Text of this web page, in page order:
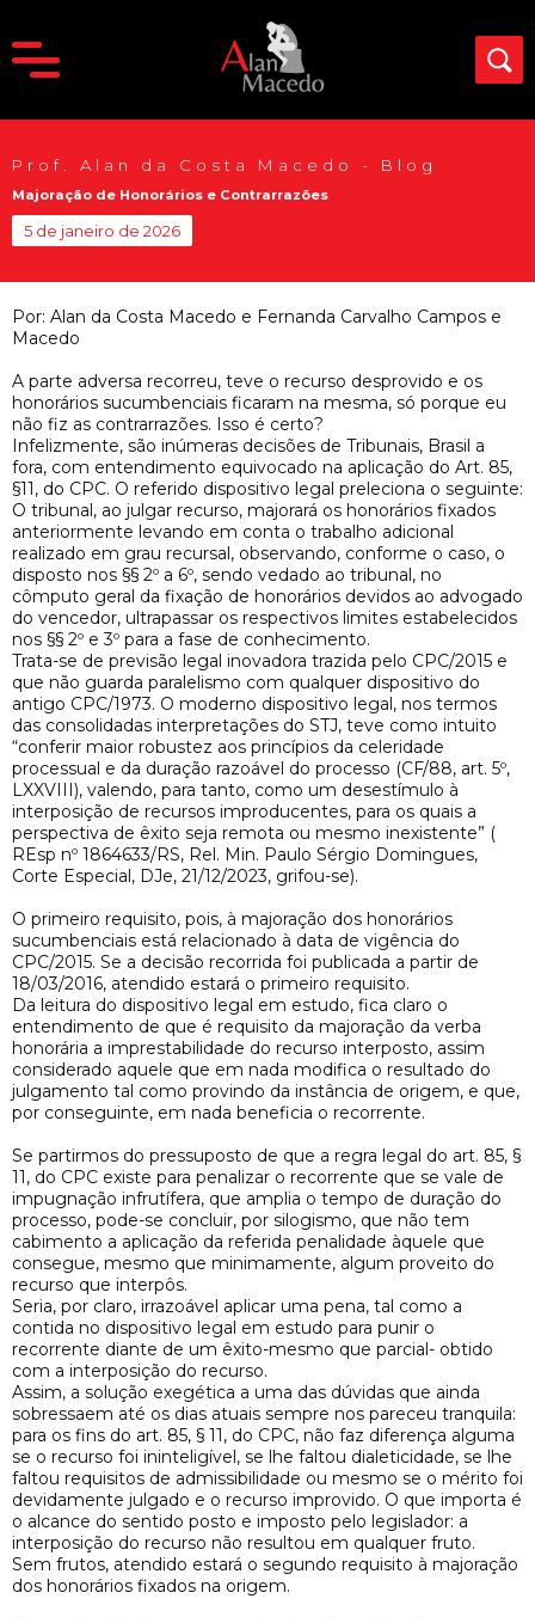
Prof. Alan da Costa Macedo - Blog
Majoração de Honorários e Contrarrazões
5 de janeiro de 2026
Por: Alan da Costa Macedo e Fernanda Carvalho Campos e
Macedo
A parte adversa recorreu, teve o recurso desprovido e os
honorários sucumbenciais ficaram na mesma, só porque eu
não fiz as contrarrazões. Isso é certo?
Infelizmente, são inúmeras decisões de Tribunais, Brasil a
fora, com entendimento equivocado na aplicação do Art. 85,
§11, do CPC. O referido dispositivo legal preleciona o seguinte:
O tribunal, ao julgar recurso, majorará os honorários fixados
anteriormente levando em conta o trabalho adicional
realizado em grau recursal, observando, conforme o caso, o
disposto nos §§ 2º a 6º, sendo vedado ao tribunal, no
cômputo geral da fixação de honorários devidos ao advogado
do vencedor, ultrapassar os respectivos limites estabelecidos
nos §§ 2º e 3º para a fase de conhecimento.
Trata-se de previsão legal inovadora trazida pelo CPC/2015 e
que não guarda paralelismo com qualquer dispositivo do
antigo CPC/1973. O moderno dispositivo legal, nos termos
das consolidadas interpretações do STJ, teve como intuito
“conferir maior robustez aos princípios da celeridade
processual e da duração razoável do processo (CF/88, art. 5º,
LXXVIII), valendo, para tanto, como um desestímulo à
interposição de recursos improducentes, para os quais a
perspectiva de êxito seja remota ou mesmo inexistente” (
REsp nº 1864633/RS, Rel. Min. Paulo Sérgio Domingues,
Corte Especial, DJe, 21/12/2023, grifou-se).
O primeiro requisito, pois, à majoração dos honorários
sucumbenciais está relacionado à data de vigência do
CPC/2015. Se a decisão recorrida foi publicada a partir de
18/03/2016, atendido estará o primeiro requisito.
Da leitura do dispositivo legal em estudo, fica claro o
entendimento de que é requisito da majoração da verba
honorária a imprestabilidade do recurso interposto, assim
considerado aquele que em nada modifica o resultado do
julgamento tal como provindo da instância de origem, e que,
por conseguinte, em nada beneficia o recorrente.
Se partirmos do pressuposto de que a regra legal do art. 85, §
11, do CPC existe para penalizar o recorrente que se vale de
impugnação infrutífera, que amplia o tempo de duração do
processo, pode-se concluir, por silogismo, que não tem
cabimento a aplicação da referida penalidade àquele que
consegue, mesmo que minimamente, algum proveito do
recurso que interpôs.
Seria, por claro, irrazoável aplicar uma pena, tal como a
contida no dispositivo legal em estudo para punir o
recorrente diante de um êxito-mesmo que parcial- obtido
com a interposição do recurso.
Assim, a solução exegética a uma das dúvidas que ainda
sobressaem até os dias atuais sempre nos pareceu tranquila:
para os fins do art. 85, § 11, do CPC, não faz diferença alguma
se o recurso foi ininteligível, se lhe faltou dialeticidade, se lhe
faltou requisitos de admissibilidade ou mesmo se o mérito foi
devidamente julgado e o recurso improvido. O que importa é
o alcance do sentido posto e imposto pelo legislador: a
interposição do recurso não resultou em qualquer fruto.
Sem frutos, atendido estará o segundo requisito à majoração
dos honorários fixados na origem.